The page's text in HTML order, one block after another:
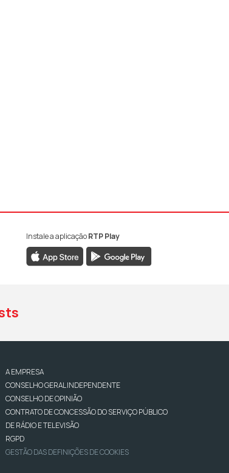
RTP Antena 1
da RTP Antena 1
da RTP Antena 1
Instale a aplicaçãoRTP Play
A EMPRESA
CONSELHO GERAL INDEPENDENTE
CONSELHO DE OPINIÃO
CONTRATO DE CONCESSÃO DO SERVIÇO PÚBLICO
DE RÁDIO E TELEVISÃO
RGPD
GESTÃO DAS DEFINIÇÕES DE COOKIES